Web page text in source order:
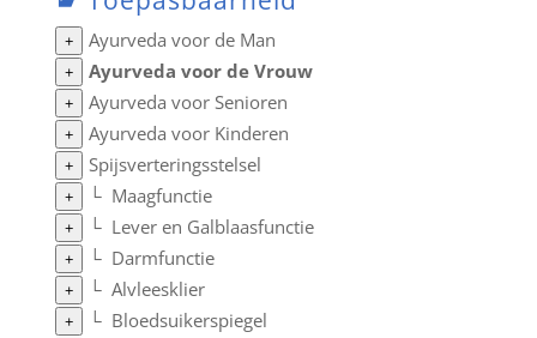
+ Ayurveda voor de Man
+ Ayurveda voor de Vrouw
+ Ayurveda voor Senioren
+ Ayurveda voor Kinderen
+ Spijsverteringsstelsel
+ └ Maagfunctie
+ └ Lever en Galblaasfunctie
+ └ Darmfunctie
+ └ Alvleesklier
+ └ Bloedsuikerspiegel